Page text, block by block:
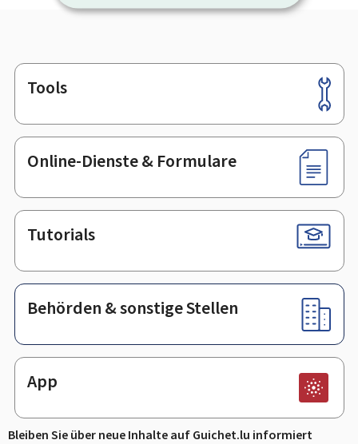
Footer
Tools
Online-Dienste & Formulare
Tutorials
Behörden & sonstige Stellen
App
Bleiben Sie über neue Inhalte auf Guichet.lu informiert